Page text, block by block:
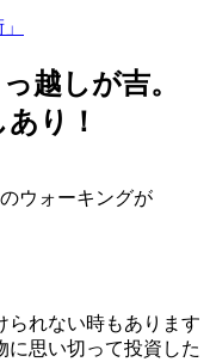
越しが吉。
り！
ウォーキングが
られない時もあります
に思い切って投資した